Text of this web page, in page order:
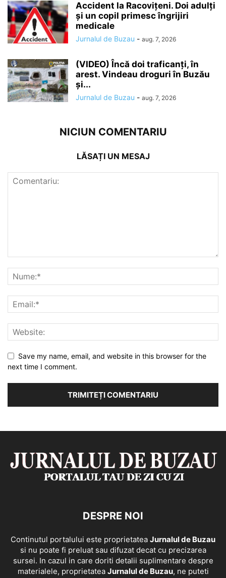
Accident la Racovițeni. Doi adulți
și un copil primesc îngrijiri
medicale
Jurnalul de Buzau - aug. 7, 2026
(VIDEO) Încă doi traficanți, în
arest. Vindeau droguri în Buzău
și...
Jurnalul de Buzau - aug. 7, 2026
NICIUN COMENTARIU
LĂSAȚI UN MESAJ
Save my name, email, and website in this browser for the
next time I comment.
DESPRE NOI
Continutul portalului este proprietatea Jurnalul de Buzau
si nu poate fi preluat sau difuzat decat cu precizarea
sursei. In cazul in care doriti detalii suplimentare despre
materialele, proprietatea Jurnalul de Buzau, ne puteti